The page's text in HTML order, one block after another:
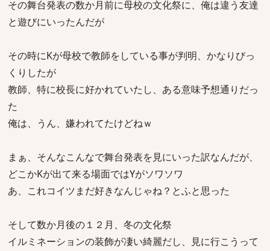
その舞台発表の数か月前に母校の文化祭に、俺は違う友達
と遊びにいったんだが
その時にKが母校で教師をしている事が判明、かなりびっ
くりしたが
教師、特に校長に好かれていたし、ある意味予想通りだっ
た
俺は、うん、嫌われてたけどねｗ
まぁ、そんなこんなで舞台発表を見にいった訳なんだが、
どこかKが出て来る場面ではYがソワソワ
あ、これコイツまだ好きなんじゃね？とふと思った
そして数か月後の１２月、冬の文化祭
イルミネーションの装飾が凄い綺麗だし、見に行こうって